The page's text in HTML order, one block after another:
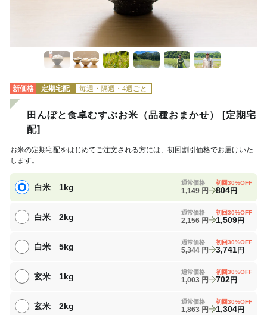
新価格 定期宅配 毎週・隔週・4週ごと
田んぼと食卓むすぶお米（品種おまかせ） [定期宅
配]
お米の定期宅配をはじめてご注文される方には、初回割引価格でお届けいた
します。
白米 1kg 通常価格
1,149 円
初回30%OFF
804円
白米 2kg 通常価格
2,156 円
初回30%OFF
1,509円
白米 5kg 通常価格
5,344 円
初回30%OFF
3,741円
玄米 1kg 通常価格
1,003 円
初回30%OFF
702円
玄米 2kg 通常価格
1,863 円
初回30%OFF
1,304円